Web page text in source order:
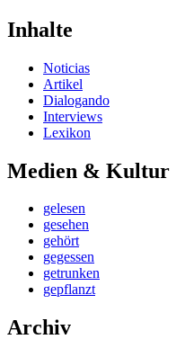
Inhalte
Noticias
Artikel
Dialogando
Interviews
Lexikon
Medien & Kultur
gelesen
gesehen
gehört
gegessen
getrunken
gepflanzt
Archiv